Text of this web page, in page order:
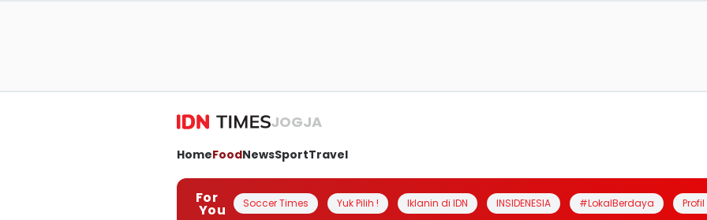
JOGJA
HomeFoodNewsSportTravel
For
You Soccer Times Yuk Pilih ! Iklanin di IDN INSIDENESIA #LokalBerdaya